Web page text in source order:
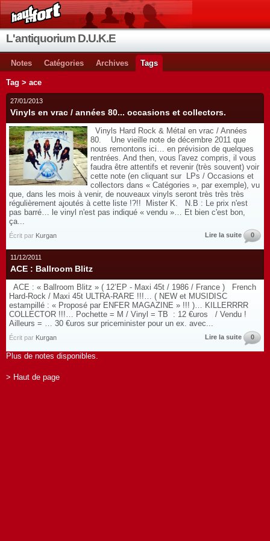
L'antiquorium D.U.K.E
Notes Catégories Archives Tags
Tag > ace
27/01/2013
Vinyls en vrac / années 80... occasions et collectors.
Vinyls Hard Rock & Métal en vrac / Années
80. Une vieille note de décembre 2011 que
nous remontons ici… en prévision de quelques
rentrées. And then, vous l'avez compris, il vous
faudra être attentifs et revenir (très souvent) voir
cette note (en cliquant sur LPs / Occasions et
collectors dans « Catégories », par exemple), vu
que, dans les mois à venir, de nouveaux vinyls seront très très très
régulièrement ajoutés à cette liste !?!! Mister K. N.B : Le prix n'est
pas barré… le vinyl n'est pas indiqué « vendu »… Et bien c'est bon,
ça...
Écrit par Kurgan Lire la suite 0
11/12/2011
ACE : Ballroom Blitz
ACE : « Ballroom Blitz » ( 12’EP - Maxi 45t / 1986 / France ) French
Hard-Rock / Maxi 45t ULTRA-RARE !!!… ( NEW et MUSIDISC
estampillé : « Proposé par ENFER MAGAZINE » !!! )… KILLERRRR
COLLECTOR !!!… Pochette = M / Vinyl = TB : 12 €uros / Vendu !
Ailleurs = … 30 €uros sur priceminister pour un ex. avec...
Écrit par Kurgan Lire la suite 0
Plus de notes disponibles.
> Haut de page